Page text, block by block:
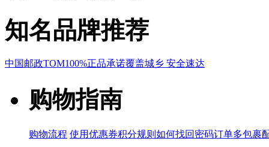
知名品牌推荐
中国邮政TOM100%正品承诺覆盖城乡 安全速达
购物指南
购物流程 使用优惠券积分规则 如何找回密码订单多包裹